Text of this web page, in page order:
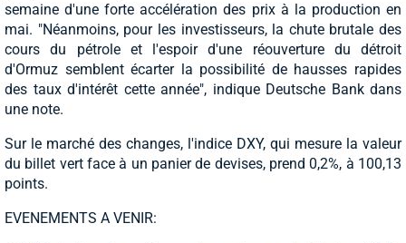
semaine d'une forte accélération des prix à la production en
mai. "Néanmoins, pour les investisseurs, la chute brutale des
cours du pétrole et l'espoir d'une réouverture du détroit
d'Ormuz semblent écarter la possibilité de hausses rapides
des taux d'intérêt cette année", indique Deutsche Bank dans
une note.
Sur le marché des changes, l'indice DXY, qui mesure la valeur
du billet vert face à un panier de devises, prend 0,2%, à 100,13
points.
EVENEMENTS A VENIR: